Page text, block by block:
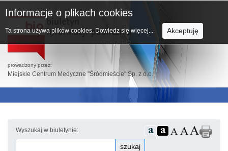
prowadzony przez:
Miejskie Centrum Medyczne "Śródmieście" Sp. z o.o.
Wyszukaj w biuletynie:
szukaj
Informacje o plikach cookies
Ta strona używa plików cookies. Dowiedz się więcej... Akceptuję